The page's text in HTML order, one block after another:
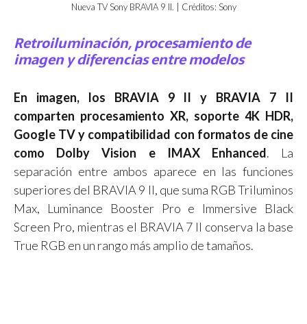
Nueva TV Sony BRAVIA 9 II. | Créditos: Sony
Retroiluminación, procesamiento de
imagen y diferencias entre modelos
En imagen, los BRAVIA 9 II y BRAVIA 7 II
comparten procesamiento XR, soporte 4K HDR,
Google TV y compatibilidad con formatos de cine
como Dolby Vision e IMAX Enhanced. La
separación entre ambos aparece en las funciones
superiores del BRAVIA 9 II, que suma RGB Triluminos
Max, Luminance Booster Pro e Immersive Black
Screen Pro, mientras el BRAVIA 7 II conserva la base
True RGB en un rango más amplio de tamaños.